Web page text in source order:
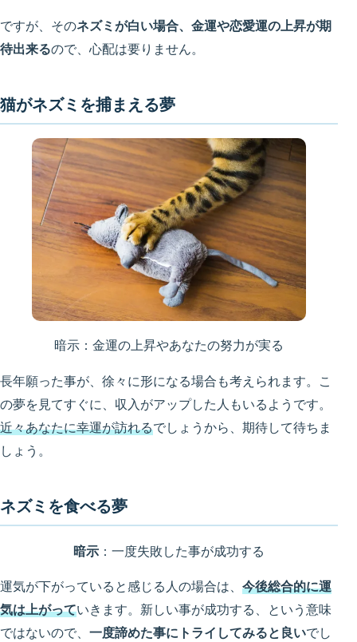
ですが、そのネズミが白い場合、金運や恋愛運の上昇が期
待出来るので、心配は要りません。
猫がネズミを捕まえる夢
暗示：金運の上昇やあなたの努力が実る
長年願った事が、徐々に形になる場合も考えられます。こ
の夢を見てすぐに、収入がアップした人もいるようです。
近々あなたに幸運が訪れるでしょうから、期待して待ちま
しょう。
ネズミを食べる夢
暗示 ：一度失敗した事が成功する
運気が下がっていると感じる人の場合は、 今後総合的に運
気は上がっていきます。新しい事が成功する、という意味
ではないので、 一度諦めた事にトライしてみると良いでし